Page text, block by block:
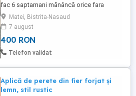
fac 6 saptamani mănâncă orice fara
concentrate Matei BN 400 de lei bucata
Matei, Bistrita-Nasaud
7 august
400 RON
Telefon validat
Aplică de perete din fier forjat și
lemn, stil rustic